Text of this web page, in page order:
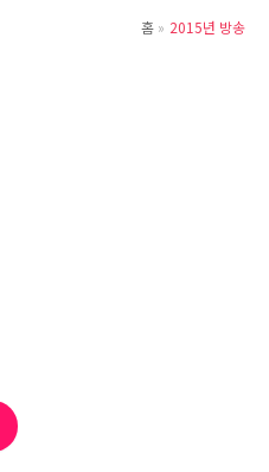
홈 2015년 방송